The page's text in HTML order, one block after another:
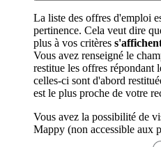
La liste des offres d'emploi
pertinence. Cela veut dire
plus à vos critères
Vous avez renseigné le
restitue les offres répondant
celles-ci sont d'abord
est le plus proche de votre
Vous avez la possibilité de
Mappy (non accessible aux